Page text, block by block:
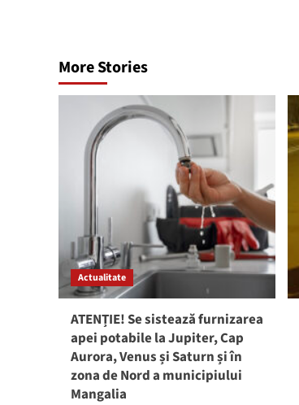
More Stories
Actualitate
ATENȚIE! Se sistează furnizarea
apei potabile la Jupiter, Cap
Aurora, Venus și Saturn și în
zona de Nord a municipiului
Mangalia